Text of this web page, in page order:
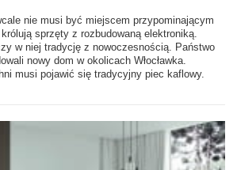
nie musi być miejscem przypominającym
sprzęty z rozbudowaną elektroniką.
w niej tradycję z nowoczesnością. Państwo
nowy dom w okolicach Włocławka.
musi pojawić się tradycyjny piec kaflowy.